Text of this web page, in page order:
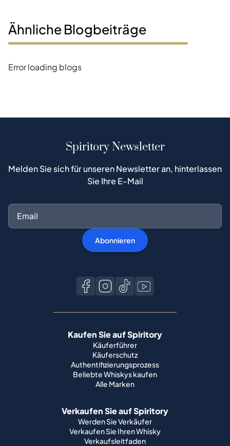
Ähnliche Blogbeiträge
Error loading blogs
Spiritory Newsletter
Melden Sie sich für unseren Newsletter an, hinterlassen
Sie Ihre E-Mail
Abonnieren
Kaufen Sie auf Spiritory
Käuferführer
Käuferschutz
Authentifizierungsprozess
Beliebte Whiskys kaufen
Alle Marken
Verkaufen Sie auf Spiritory
Werden Sie Verkäufer
Verkaufen Sie Ihren Whisky
Verkaufsleitfaden